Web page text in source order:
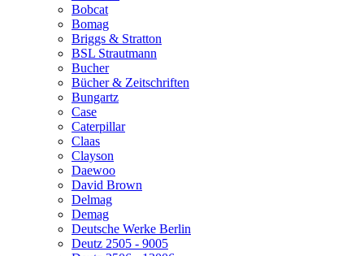
Bobcat
Bomag
Briggs & Stratton
BSL Strautmann
Bucher
Bücher & Zeitschriften
Bungartz
Case
Caterpillar
Claas
Clayson
Daewoo
David Brown
Delmag
Demag
Deutsche Werke Berlin
Deutz 2505 - 9005